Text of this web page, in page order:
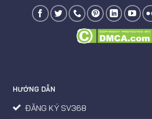
HƯỚNG DẪN
ĐĂNG KÝ SV368